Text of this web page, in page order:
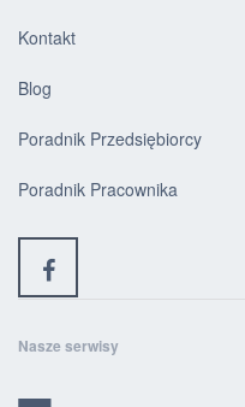
Kontakt
Blog
Poradnik Przedsiębiorcy
Poradnik Pracownika
Nasze serwisy